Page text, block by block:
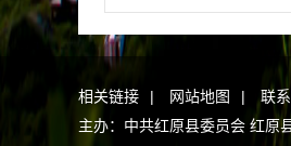
相关链接 | 网站地图 | 联
主办：中共红原县委员会 红